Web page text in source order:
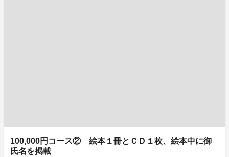
100,000円コース② 絵本１冊とＣＤ１枚、絵本中に御
氏名を掲載